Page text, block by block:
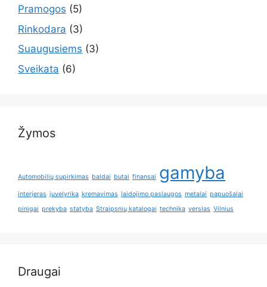
Pramogos (5)
Rinkodara (3)
Suaugusiems (3)
Sveikata (6)
Žymos
Automobilių supirkimas baldai butai finansai gamyba
interjeras juvelyrika kremavimas laidojimo paslaugos metalai papuošalai
pinigai prekyba statyba Straipsnių katalogai technika verslas Vilnius
Draugai